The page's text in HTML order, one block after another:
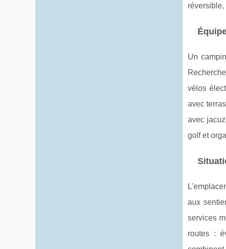
Un
vélos
avec
avec
golf et
aux
services
routes :